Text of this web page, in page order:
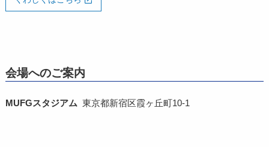
会場へのご案内
MUFGスタジアム 東京都新宿区霞ヶ丘町10-1